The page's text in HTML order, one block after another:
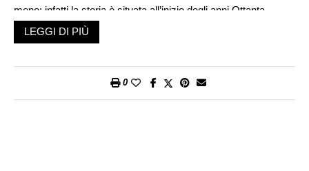
meno: infatti la storia è situata all’inizio degli anni Ottanta,
precisamente nel 1982, l’estate che vide l’Italia trionfare ai
Mondiali. Le partite, che Mauri, giovane protagonista e io
del racconto. Un’estate di formazione, sullo sfondo dei
LEGGI DI PIÙ
0